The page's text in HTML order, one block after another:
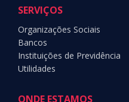
SERVIÇOS
Organizações Sociais
Bancos
Instituições de Previdência
Utilidades
ONDE ESTAMOS